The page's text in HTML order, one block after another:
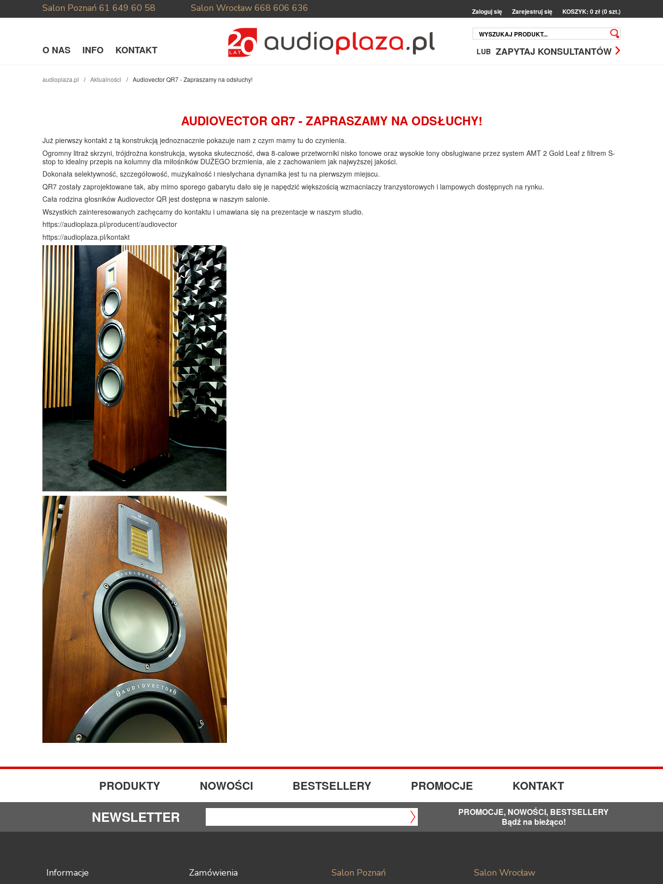
Salon Poznań 61 649 60 58 Salon Wrocław 668 606 636 Zaloguj się Zarejestruj się KOSZYK: 0 zł (0 szt.)
O NAS INFO KONTAKT LUB ZAPYTAJ KONSULTANTÓW
audioplaza.pl Aktualności Audiovector QR7 - Zapraszamy na odsłuchy!
AUDIOVECTOR QR7 - ZAPRASZAMY NA ODSŁUCHY!
Już pierwszy kontakt z tą konstrukcją jednoznacznie pokazuje nam z czym mamy tu do czynienia.
Ogromny litraż skrzyni, trójdrożna konstrukcja, wysoka skuteczność, dwa 8-calowe przetworniki nisko tonowe oraz wysokie tony obsługiwane przez system AMT 2 Gold Leaf z filtrem S-
stop to idealny przepis na kolumny dla miłośników DUŻEGO brzmienia, ale z zachowaniem jak najwyższej jakości.
Dokonała selektywność, szczegółowość, muzykalność i niesłychana dynamika jest tu na pierwszym miejscu.
QR7 zostały zaprojektowane tak, aby mimo sporego gabarytu dało się je napędzić większością wzmacniaczy tranzystorowych i lampowych dostępnych na rynku.
Cała rodzina głosników Audiovector QR jest dostępna w naszym salonie.
Wszystkich zainteresowanych zachęcamy do kontaktu i umawiana się na prezentacje w naszym studio.
https://audioplaza.pl/producent/audiovector
https://audioplaza.pl/kontakt
PRODUKTY NOWOŚCI BESTSELLERY PROMOCJE KONTAKT
NEWSLETTER
PROMOCJE, NOWOŚCI, BESTSELLERY
Bądź na bieżąco!
Informacje Zamówienia Salon Poznań Salon Wrocław